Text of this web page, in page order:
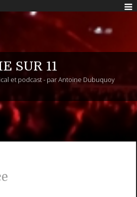
SUR 11
et podcast - par Antoine Dubuquoy